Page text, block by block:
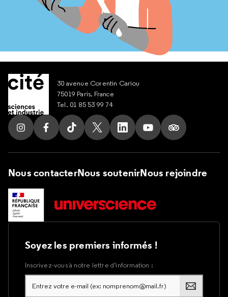
30 avenue Corentin Cariou
75019 Paris, France
Tel. 01 85 53 99 74
Suivez nous sur Instagram
Suivez nous sur Facebook
Suivez nous sur Tik Tok
Suivez nous sur X
Suivez nous sur LinkedIn
Suivez nous sur
Suivez nous
Nous contacterNous soutenirNous rejoindre
Soyez les premiers informés !
Inscrivez-vous à notre lettre d’information :